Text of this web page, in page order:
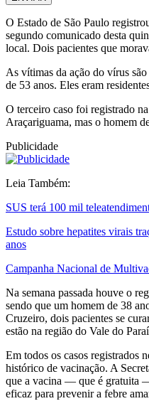
O Estado de São Paulo
segundo comunicado desta
local. Dois pacientes que
As vítimas da ação do vírus
de 53 anos. Eles eram
O terceiro caso foi registrado
Araçariguama, mas o homem
Publicidade
Leia Também:
SUS terá 100 mil
Estudo sobre hepatites virais
anos
Campanha Nacional de
Na semana passada houve o
sendo que um homem de 38
Cruzeiro, dois pacientes se
estão na região do Vale do
Em todos os casos registrados
histórico de vacinação. A
que a vacina — que é gratuita
eficaz para prevenir a febre